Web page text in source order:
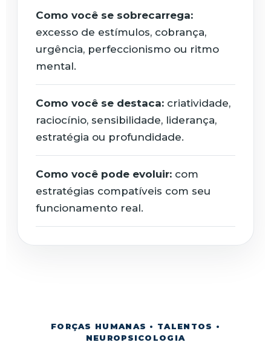
Como você se sobrecarrega:
excesso de estímulos, cobrança,
urgência, perfeccionismo ou ritmo
mental.
Como você se destaca: criatividade,
raciocínio, sensibilidade, liderança,
estratégia ou profundidade.
Como você pode evoluir: com
estratégias compatíveis com seu
funcionamento real.
FORÇAS HUMANAS • TALENTOS •
NEUROPSICOLOGIA